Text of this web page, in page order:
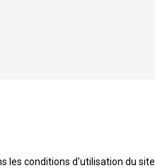
les conditions d'utilisation du site.